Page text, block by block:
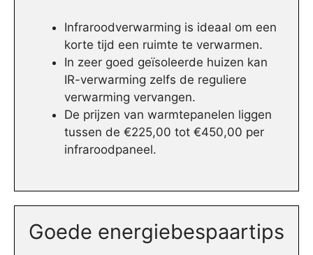
Infraroodverwarming is ideaal om een
korte tijd een ruimte te verwarmen.
In zeer goed geïsoleerde huizen kan
IR-verwarming zelfs de reguliere
verwarming vervangen.
De prijzen van warmtepanelen liggen
tussen de €225,00 tot €450,00 per
infraroodpaneel.
Goede energiebespaartips